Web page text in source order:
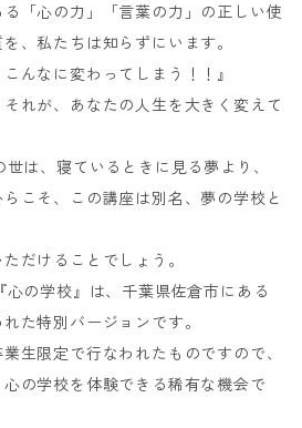
「心の力」「言葉の力」の正しい使
、私たちは知らずにいます。
んなに変わってしまう！！』
れが、あなたの人生を大きく変えて
は、寝ているときに見る夢より、
こそ、この講座は別名、夢の学校と
だけることでしょう。
の学校』は、千葉県佐倉市にある
た特別バージョンです。
生限定で行なわれたものですので、
の学校を体験できる稀有な機会で